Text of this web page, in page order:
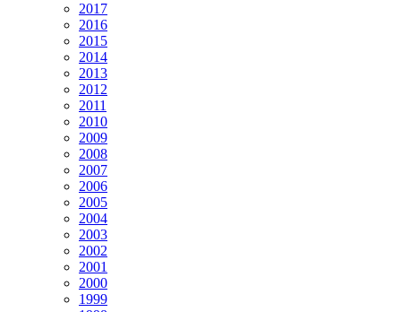
2017
2016
2015
2014
2013
2012
2011
2010
2009
2008
2007
2006
2005
2004
2003
2002
2001
2000
1999